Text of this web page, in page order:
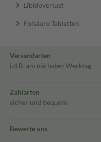
Libidoverlust
Folsäure Tabletten
Versandarten
i.d.R. am nächsten Werktag
Zahlarten
sicher und bequem
Bewerte uns